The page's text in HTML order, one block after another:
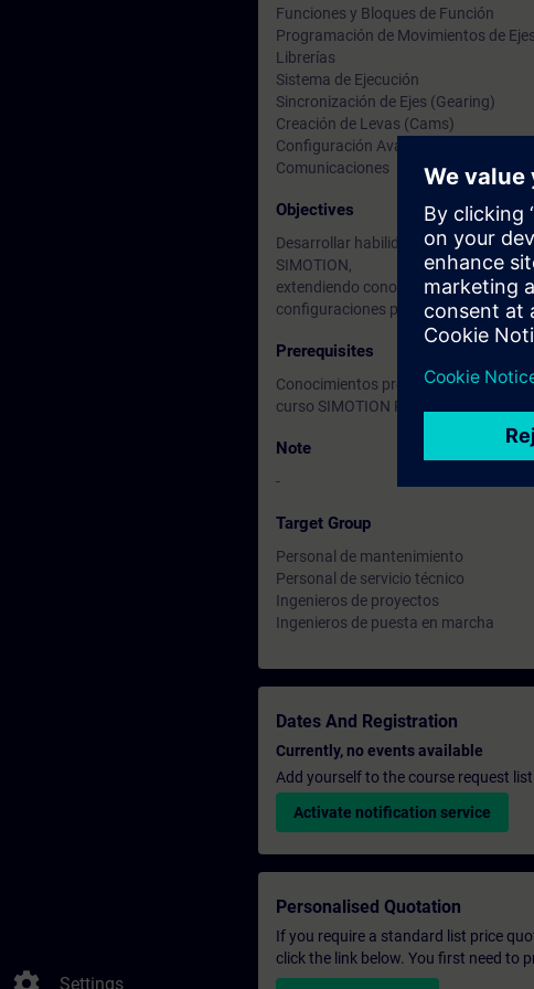
Settings
Funciones y Bloques de Función
Programación de Movimientos de Ejes
Librerías
Sistema de Ejecución
Sincronización de Ejes (Gearing)
Creación de Levas (Cams)
Configuración Avanzada de Levas
Comunicaciones
Objectives
Desarrollar habilidades avanzadas
SIMOTION,
extendiendo conocimientos en
configuraciones para aplicaciones
Prerequisites
Conocimientos previos en
curso SIMOTION Programación - Nivel
Note
-
Target Group
Personal de mantenimiento
Personal de servicio técnico
Ingenieros de proyectos
Ingenieros de puesta en marcha
Dates And Registration
Currently, no events available
Add yourself to the course request
Activate notification service
Personalised Quotation
If you require a standard list price
click the link below. You first need to